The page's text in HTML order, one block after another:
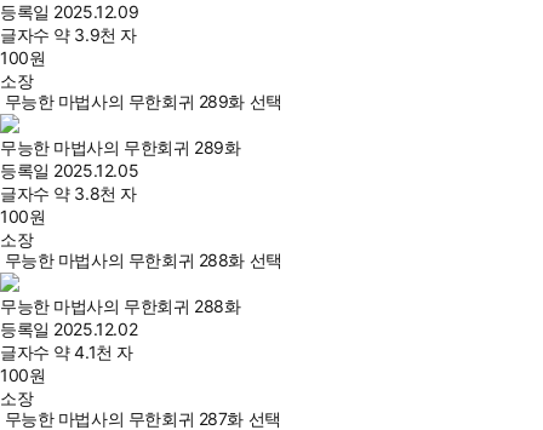
등록일 2025.12.09
글자수 약 3.9천 자
100원
소장
무능한 마법사의 무한회귀 289화 선택
무능한 마법사의 무한회귀 289화
등록일 2025.12.05
글자수 약 3.8천 자
100원
소장
무능한 마법사의 무한회귀 288화 선택
무능한 마법사의 무한회귀 288화
등록일 2025.12.02
글자수 약 4.1천 자
100원
소장
무능한 마법사의 무한회귀 287화 선택